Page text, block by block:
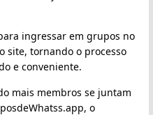
ingressar em grupos no
site, tornando o processo
e conveniente.
mais membros se juntam
o